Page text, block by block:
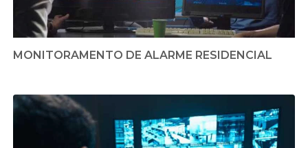
MONITORAMENTO DE ALARME RESIDENCIAL